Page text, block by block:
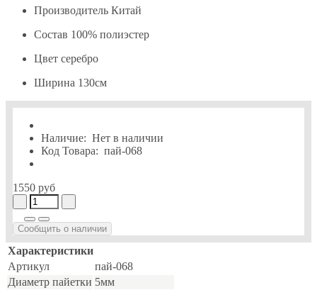
Производитель Китай
Состав 100% полиэстер
Цвет серебро
Ширина 130см
Наличие: Нет в наличии
Код Товара: пай-068
1550 руб
Сообщить о наличии
Характеристики
Артикул
пай-068
Диаметр пайетки 5мм